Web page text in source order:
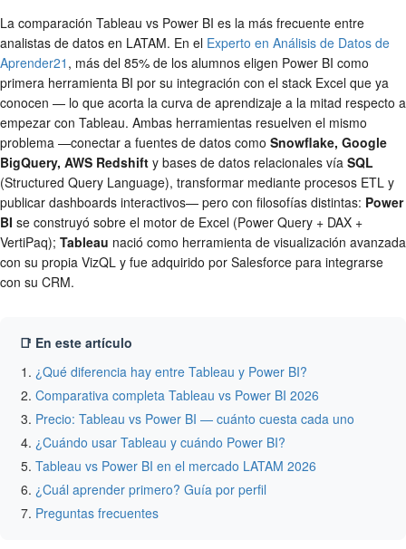
La comparación Tableau vs Power BI es la más frecuente entre
analistas de datos en LATAM. En el Experto en Análisis de Datos de
Aprender21 , más del 85% de los alumnos eligen Power BI como
primera herramienta BI por su integración con el stack Excel que ya
conocen — lo que acorta la curva de aprendizaje a la mitad respecto a
empezar con Tableau. Ambas herramientas resuelven el mismo
problema —conectar a fuentes de datos como Snowflake, Google
BigQuery, AWS Redshift y bases de datos relacionales vía SQL
(Structured Query Language), transformar mediante procesos ETL y
publicar dashboards interactivos— pero con filosofías distintas: Power
BI se construyó sobre el motor de Excel (Power Query + DAX +
VertiPaq); Tableau nació como herramienta de visualización avanzada
con su propia VizQL y fue adquirido por Salesforce para integrarse
con su CRM.
📑 En este artículo
¿Qué diferencia hay entre Tableau y Power BI?
Comparativa completa Tableau vs Power BI 2026
Precio: Tableau vs Power BI — cuánto cuesta cada uno
¿Cuándo usar Tableau y cuándo Power BI?
Tableau vs Power BI en el mercado LATAM 2026
¿Cuál aprender primero? Guía por perfil
Preguntas frecuentes